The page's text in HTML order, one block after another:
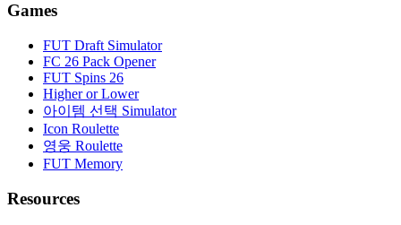
Games
FUT Draft Simulator
FC 26 Pack Opener
FUT Spins 26
Higher or Lower
아이템 선택 Simulator
Icon Roulette
영웅 Roulette
FUT Memory
Resources